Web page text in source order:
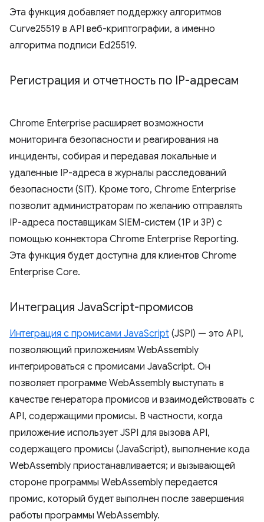
Эта функция добавляет поддержку алгоритмов
Curve25519 в API веб-криптографии, а именно
алгоритма подписи Ed25519.
Регистрация и отчетность по IP-адресам
Chrome Enterprise расширяет возможности
мониторинга безопасности и реагирования на
инциденты, собирая и передавая локальные и
удаленные IP-адреса в журналы расследований
безопасности (SIT). Кроме того, Chrome Enterprise
позволит администраторам по желанию отправлять
IP-адреса поставщикам SIEM-систем (1P и 3P) с
помощью коннектора Chrome Enterprise Reporting.
Эта функция будет доступна для клиентов Chrome
Enterprise Core.
Интеграция JavaScript-промисов
Интеграция с промисами JavaScript (JSPI) — это API,
позволяющий приложениям WebAssembly
интегрироваться с промисами JavaScript. Он
позволяет программе WebAssembly выступать в
качестве генератора промисов и взаимодействовать с
API, содержащими промисы. В частности, когда
приложение использует JSPI для вызова API,
содержащего промисы (JavaScript), выполнение кода
WebAssembly приостанавливается; и вызывающей
стороне программы WebAssembly передается
промис, который будет выполнен после завершения
работы программы WebAssembly.